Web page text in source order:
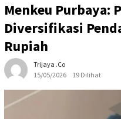
Menkeu Purbaya:
Diversifikasi
Rupiah
Trijaya .co
15/05/2026
19 Dilihat